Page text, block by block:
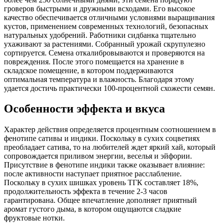
гроверов быстрыми и дружными всходами. Его высокое
качество обеспечивается отличными условиями выращивания
кустов, применением современных технологий, безопасных
натуральных удобрений. Работники сидбанка тщательно
ухаживают за растениями. Собранный урожай скрупулезно
сортируется. Семена откалибровываются и проверяются на
повреждения. После этого помещается на хранение в
складское помещение, в котором поддерживаются
оптимальная температура и влажность. Благодаря этому
удается достичь практически 100-процентной схожести семян.
Особенности эффекта и вкуса
Характер действия определяется процентным соотношением в
фенотипе сативы и индики. Поскольку в сухих соцветиях
преобладает сатива, то на любителей ждет яркий хай, который
сопровождается приливом энергии, веселья и эйфории.
Присутствие в фенотипе индики также оказывает влияние:
после активности наступает приятное расслабление.
Поскольку в сухих шишках уровень ТГК составляет 18%,
продолжительность эффекта в течение 2-3 часов
гарантирована. Общее впечатление дополняет приятный
аромат густого дыма, в котором ощущаются сладкие
фруктовые нотки.